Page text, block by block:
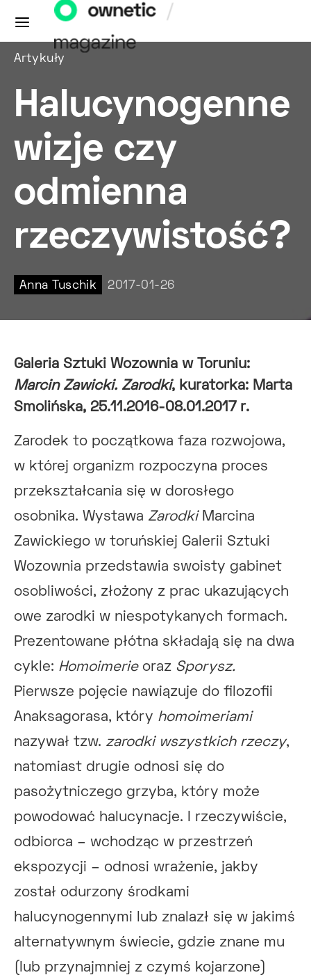
Artykuły
Halucynogenne
wizje czy
odmienna
rzeczywistość?
Anna Tuschik 2017-01-26
Galeria Sztuki Wozownia w Toruniu:
Marcin Zawicki. Zarodki, kuratorka: Marta
Smolińska, 25.11.2016-08.01.2017 r.
Zarodek to początkowa faza rozwojowa,
w której organizm rozpoczyna proces
przekształcania się w dorosłego
osobnika. Wystawa Zarodki Marcina
Zawickiego w toruńskiej Galerii Sztuki
Wozownia przedstawia swoisty gabinet
osobliwości, złożony z prac ukazujących
owe zarodki w niespotykanych formach.
Prezentowane płótna składają się na dwa
cykle: Homoimerie oraz Sporysz.
Pierwsze pojęcie nawiązuje do filozofii
Anaksagorasa, który homoimeriami
nazywał tzw. zarodki wszystkich rzeczy,
natomiast drugie odnosi się do
pasożytniczego grzyba, który może
powodować halucynacje. I rzeczywiście,
odbiorca – wchodząc w przestrzeń
ekspozycji – odnosi wrażenie, jakby
został odurzony środkami
halucynogennymi lub znalazł się w jakimś
alternatywnym świecie, gdzie znane mu
(lub przynajmniej z czymś kojarzone)